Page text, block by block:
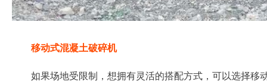
移动式混凝土破碎机
如果场地受限制，想拥有灵活的搭配方式，可以选择移